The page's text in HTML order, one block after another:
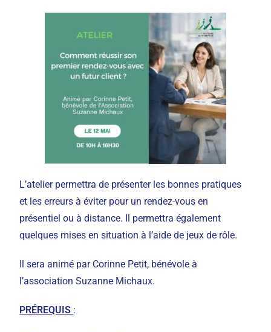
L’atelier permettra de présenter les bonnes pratiques
et les erreurs à éviter pour un rendez-vous en
présentiel ou à distance. Il permettra également
quelques mises en situation à l’aide de jeux de rôle.
Il sera animé par Corinne Petit, bénévole à
l’association Suzanne Michaux.
PRÉREQUIS :